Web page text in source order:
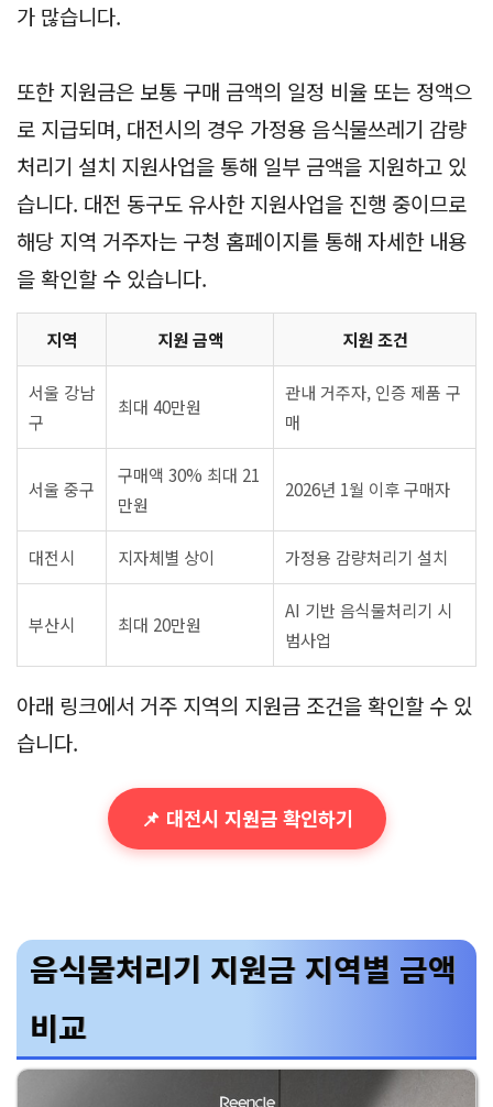
가 많습니다.
또한 지원금은 보통 구매 금액의 일정 비율 또는 정액으
로 지급되며, 대전시의 경우 가정용 음식물쓰레기 감량
처리기 설치 지원사업을 통해 일부 금액을 지원하고 있
습니다. 대전 동구도 유사한 지원사업을 진행 중이므로
해당 지역 거주자는 구청 홈페이지를 통해 자세한 내용
을 확인할 수 있습니다.
지역 지원 금액 지원 조건
서울 강남
구
최대 40만원
관내 거주자, 인증 제품 구
매
서울 중구
구매액 30% 최대 21
만원
2026년 1월 이후 구매자
대전시 지자체별 상이 가정용 감량처리기 설치
부산시 최대 20만원
AI 기반 음식물처리기 시
범사업
아래 링크에서 거주 지역의 지원금 조건을 확인할 수 있
습니다.
📌 대전시 지원금 확인하기
음식물처리기 지원금 지역별 금액
비교